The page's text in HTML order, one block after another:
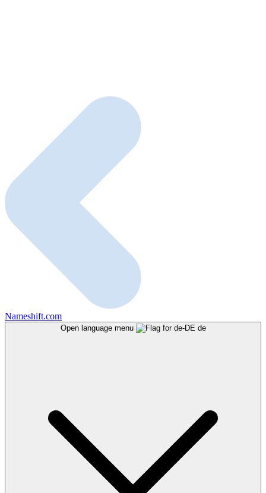
Nameshift.com
Open language menu de